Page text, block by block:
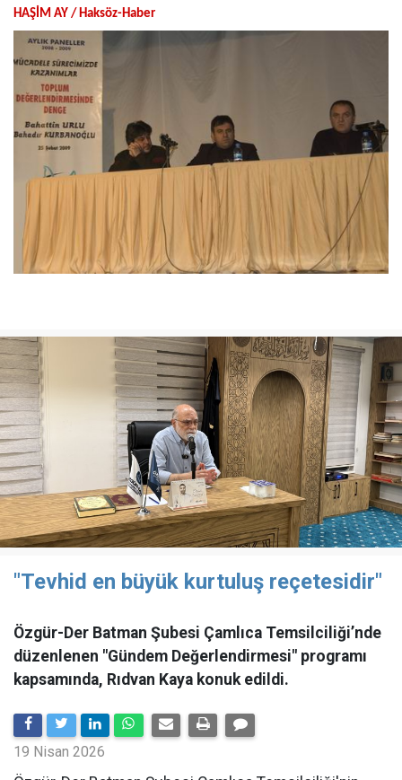
HAŞİM AY / Haksöz-Haber
"Tevhid en büyük kurtuluş reçetesidir"
Özgür-Der Batman Şubesi Çamlıca Temsilciliği’nde
düzenlenen "Gündem Değerlendirmesi" programı
kapsamında, Rıdvan Kaya konuk edildi.
19 Nisan 2026